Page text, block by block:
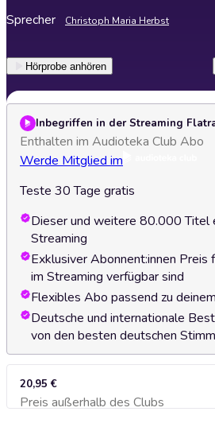
Sprecher Christoph Maria Herbst
Hörprobe anhören
Inbegriffen in der Streaming
Enthalten im Audioteka Club Abo
Werde Mitglied im
Teste 30 Tage gratis
Dieser und weitere 80.000 Titel
Streaming
Exklusiver Abonnent:innen Preis
im Streaming verfügbar sind
Flexibles Abo passend zu
Deutsche und internationale
von den besten deutschen
20,95 €
Preis außerhalb des Clubs
Zum Warenkorb